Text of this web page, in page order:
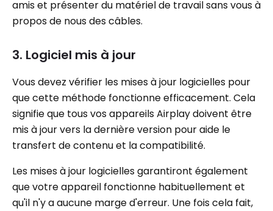
amis et présenter du matériel de travail sans vous à
propos de nous des câbles.
3. Logiciel mis à jour
Vous devez vérifier les mises à jour logicielles pour
que cette méthode fonctionne efficacement. Cela
signifie que tous vos appareils Airplay doivent être
mis à jour vers la dernière version pour aide le
transfert de contenu et la compatibilité.
Les mises à jour logicielles garantiront également
que votre appareil fonctionne habituellement et
qu'il n'y a aucune marge d'erreur. Une fois cela fait,